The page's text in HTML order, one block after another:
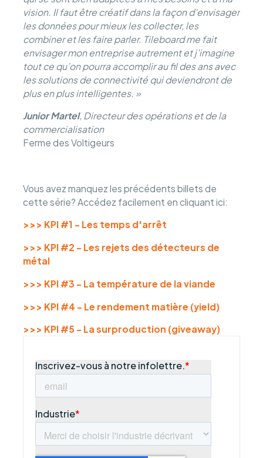
vision. Il faut être créatif dans la façon d’envisager
les données pour mieux les collecter, les
combiner et les faire parler. Tileboard me fait
envisager mon entreprise autrement et j’imagine
tout ce qu’on pourra accomplir au fil des ans avec
les solutions de connectivité qui deviendront de
plus en plus intelligentes. »
Junior Martel, Directeur des opérations et de la
commercialisation
Ferme des Voltigeurs
Vous avez manquez les précédents billets de
cette série? Accédez facilement en cliquant ici:
>>> KPI #1 - Les temps d'arrêt
>>> KPI #2 - Les rejets des détecteurs de
métal
>>> KPI #3 - La température de la viande
>>> KPI #4 - Le rendement matière (yield)
>>> KPI #5 - La surproduction (giveaway)